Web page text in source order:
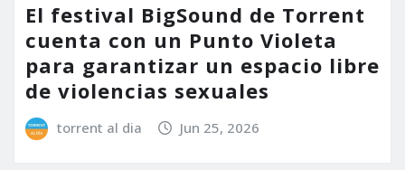
El festival BigSound de Torrent
cuenta con un Punto Violeta
para garantizar un espacio libre
de violencias sexuales
torrent al dia Jun 25, 2026